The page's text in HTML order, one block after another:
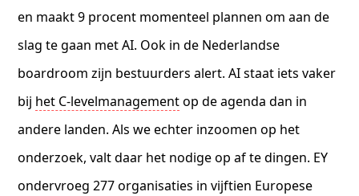
en maakt 9 procent momenteel plannen om aan de
slag te gaan met AI. Ook in de Nederlandse
boardroom zijn bestuurders alert. AI staat iets vaker
bij het C-levelmanagementop de agenda dan in
andere landen. Als we echter inzoomen op het
onderzoek, valt daar het nodige op af te dingen. EY
ondervroeg 277 organisaties in vijftien Europese